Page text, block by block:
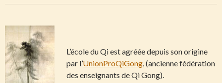
L’école du Qi est agréée depuis son origine
par l’UnionProQiGong, (ancienne fédération
des enseignants de Qi Gong).